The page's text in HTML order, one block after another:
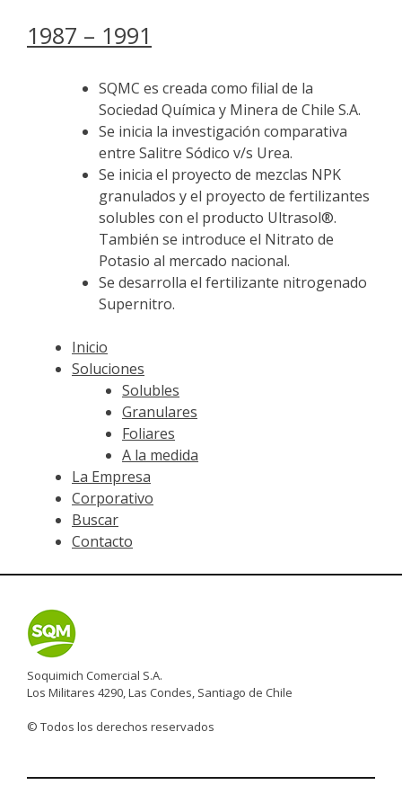
1987 – 1991
SQMC es creada como filial de la
Sociedad Química y Minera de Chile S.A.
Se inicia la investigación comparativa
entre Salitre Sódico v/s Urea.
Se inicia el proyecto de mezclas NPK
granulados y el proyecto de fertilizantes
solubles con el producto Ultrasol®.
También se introduce el Nitrato de
Potasio al mercado nacional.
Se desarrolla el fertilizante nitrogenado
Supernitro.
Inicio
Soluciones
Solubles
Granulares
Foliares
A la medida
La Empresa
Corporativo
Buscar
Contacto
Soquimich Comercial S.A.
Los Militares 4290, Las Condes, Santiago de Chile
© Todos los derechos reservados